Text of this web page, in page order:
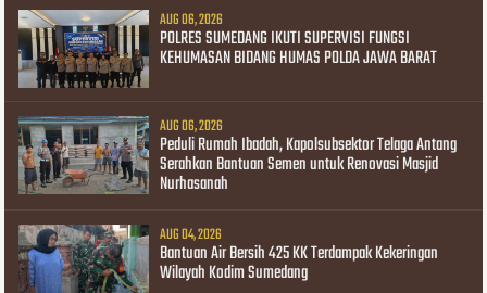
AUG 06, 2026
POLRES SUMEDANG IKUTI SUPERVISI FUNGSI
KEHUMASAN BIDANG HUMAS POLDA JAWA BARAT
AUG 06, 2026
Peduli Rumah Ibadah, Kapolsubsektor Telaga Antang
Serahkan Bantuan Semen untuk Renovasi Masjid
Nurhasanah
AUG 04, 2026
Bantuan Air Bersih 425 KK Terdampak Kekeringan
Wilayah Kodim Sumedang